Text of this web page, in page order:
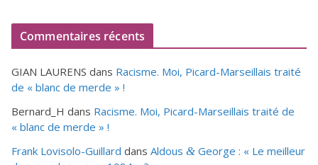
Commentaires récents
GIAN LAURENS dans Racisme. Moi, Picard-Marseillais traité
de « blanc de merde » !
Bernard_H dans Racisme. Moi, Picard-Marseillais traité de
« blanc de merde » !
Frank Lovisolo-Guillard dans Aldous & George : « Le meilleur